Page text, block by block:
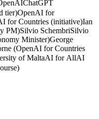
ChatGPT
tier)OpenAI for
for Countries (initiative)Ian
PM)Silvio SchembriSilvio
Minister)George
(OpenAI for Countries
of MaltaAI for AllAI